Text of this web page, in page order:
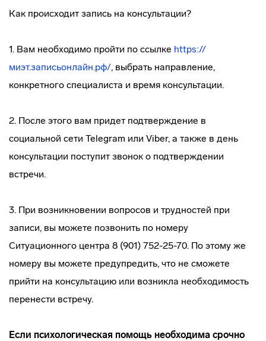
Как происходит запись на консультации?
1. Вам необходимо пройти по ссылке https://
миэт.записьонлайн.рф/, выбрать направление,
конкретного специалиста и время консультации.
2. После этого вам придет подтверждение в
социальной сети Telegram или Viber, а также в день
консультации поступит звонок о подтверждении
встречи.
3. При возникновении вопросов и трудностей при
записи, вы можете позвонить по номеру
Ситуационного центра 8 (901) 752-25-70. По этому же
номеру вы можете предупредить, что не сможете
прийти на консультацию или возникла необходимость
перенести встречу.
Если психологическая помощь необходима срочно